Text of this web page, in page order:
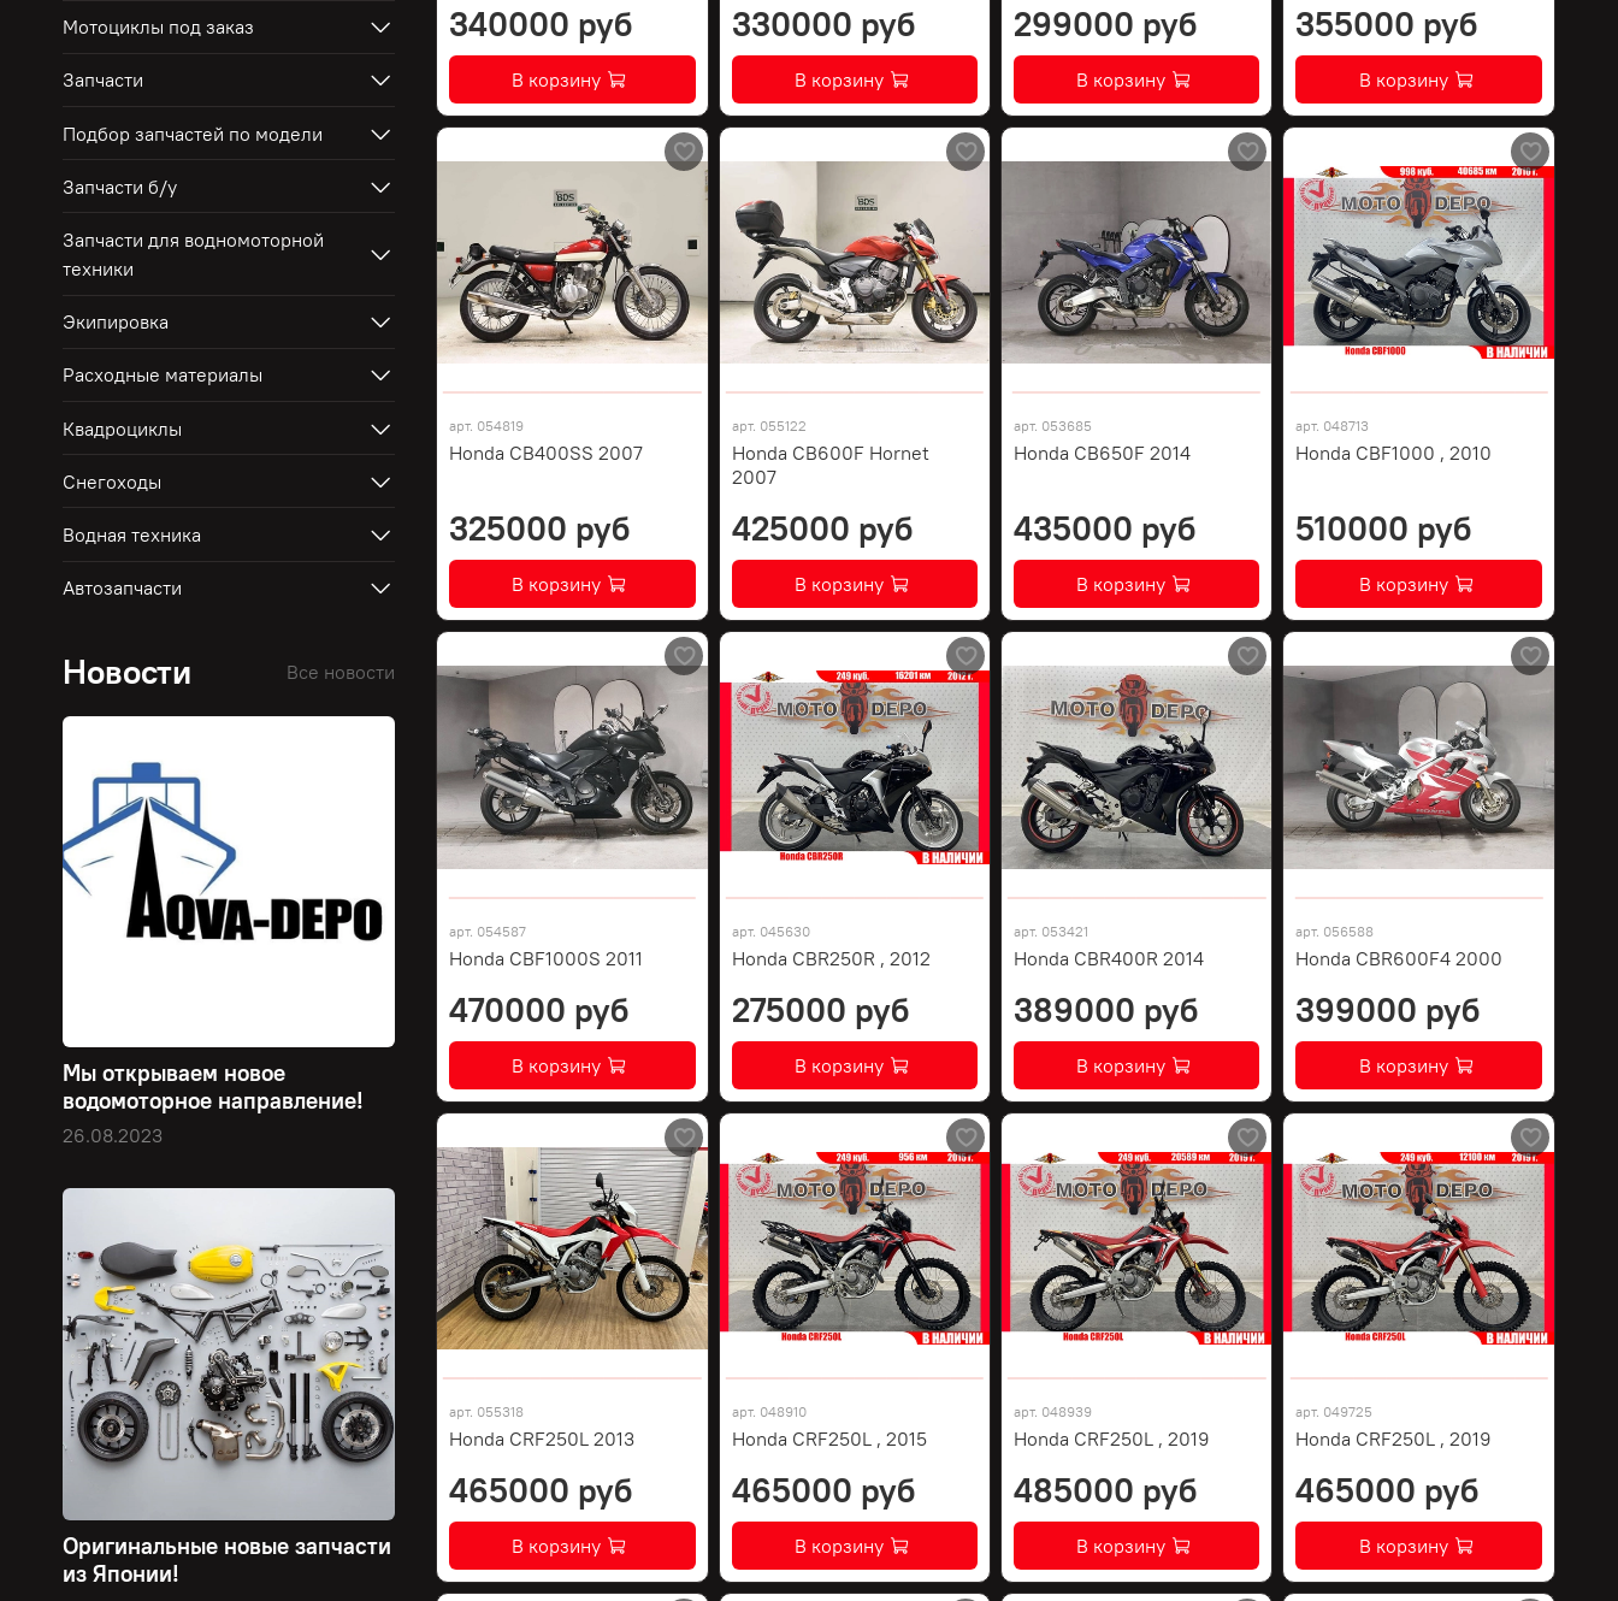
340000 руб
В корзину
330000 руб
В корзину
299000 руб
В корзину
355000 руб
В корзину
арт. 054819
Honda CB400SS 2007
325000 руб
В корзину
арт. 055122
Honda CB600F Hornet
2007
425000 руб
В корзину
арт. 053685
Honda CB650F 2014
435000 руб
В корзину
арт. 048713
Honda CBF1000 , 2010
510000 руб
В корзину
арт. 054587
Honda CBF1000S 2011
470000 руб
В корзину
арт. 045630
Honda CBR250R , 2012
275000 руб
В корзину
арт. 053421
Honda CBR400R 2014
389000 руб
В корзину
арт. 056588
Honda CBR600F4 2000
399000 руб
В корзину
арт. 055318
Honda CRF250L 2013
465000 руб
В корзину
арт. 048910
Honda CRF250L , 2015
465000 руб
В корзину
арт. 048939
Honda CRF250L , 2019
485000 руб
В корзину
арт. 049725
Honda CRF250L , 2019
465000 руб
В корзину
Мотоциклы под заказ
Запчасти
Подбор запчастей по модели
Запчасти б/у
Запчасти для водномоторной
техники
Экипировка
Расходные материалы
Квадроциклы
Снегоходы
Водная техника
Автозапчасти
Новости Все новости
Мы открываем новое
водомоторное направление!
26.08.2023
Оригинальные новые запчасти
из Японии!